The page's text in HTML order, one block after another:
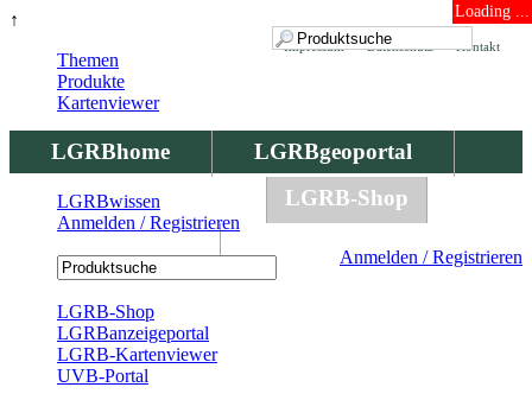
↑ Loading ...
Kontakt
Datenschutz
Impressum
LGRBhome
LGRBgeoportal
LGRBbohrungen
LGRB-Shop
Anmelden / Registrieren
Themen
Produkte
Kartenviewer
LGRBwissen
Anmelden / Registrieren
LGRB-Shop
LGRBanzeigeportal
LGRB-Kartenviewer
UVB-Portal